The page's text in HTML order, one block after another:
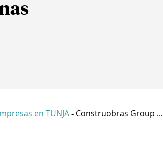
en TUNJA - Construobras Group ...